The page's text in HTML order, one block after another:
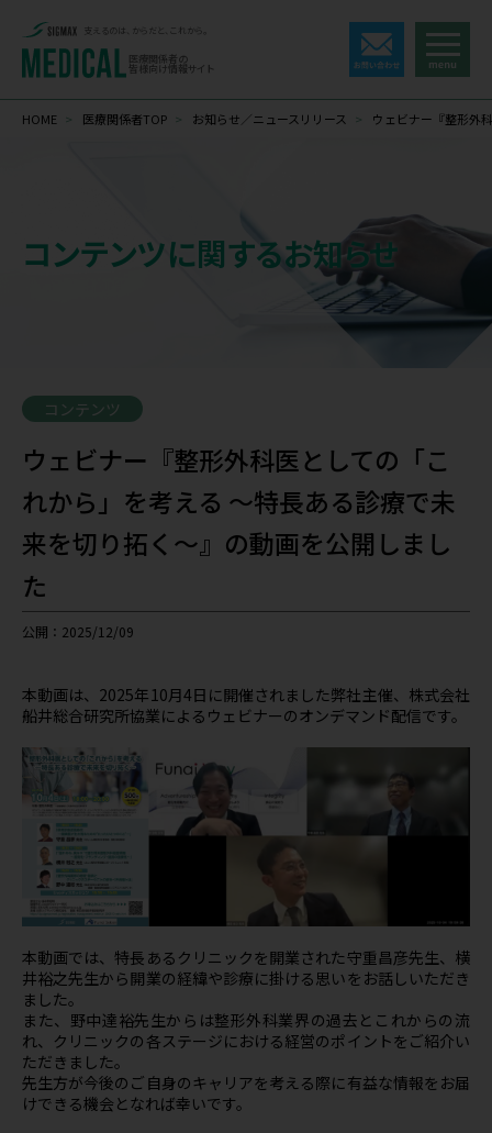
支えるのは、からだと、これから。
医療関係者の
皆様向け情報サイト
HOME > 医療関係者TOP > お知らせ／ニュースリリース > ウェビナー『整形外
コンテンツに関するお知らせ
コンテンツ
ウェビナー『整形外科医としての「こ
れから」を考える ～特長ある診療で未
来を切り拓く～』の動画を公開しまし
た
公開：2025/12/09
本動画は、2025年10月4日に開催されました弊社主催、株式会社
船井総合研究所協業によるウェビナーのオンデマンド配信です。
本動画では、特長あるクリニックを開業された守重昌彦先生、横
井裕之先生から開業の経緯や診療に掛ける思いをお話しいただき
ました。
また、野中達裕先生からは整形外科業界の過去とこれからの流
れ、クリニックの各ステージにおける経営のポイントをご紹介い
ただきました。
先生方が今後のご自身のキャリアを考える際に有益な情報をお届
けできる機会となれば幸いです。